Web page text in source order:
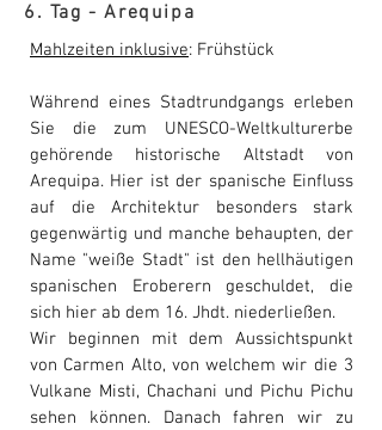
6. Tag - Arequipa
Mahlzeiten inklusive: Frühstück
Während eines Stadtrundgangs erleben
Sie die zum UNESCO-Weltkulturerbe
gehörende historische Altstadt von
Arequipa. Hier ist der spanische Einfluss
auf die Architektur besonders stark
gegenwärtig und manche behaupten, der
Name "weiße Stadt" ist den hellhäutigen
spanischen Eroberern geschuldet, die
sich hier ab dem 16. Jhdt. niederließen.
Wir beginnen mit dem Aussichtspunkt
von Carmen Alto, von welchem wir die 3
Vulkane Misti, Chachani und Pichu Pichu
sehen können. Danach fahren wir zu